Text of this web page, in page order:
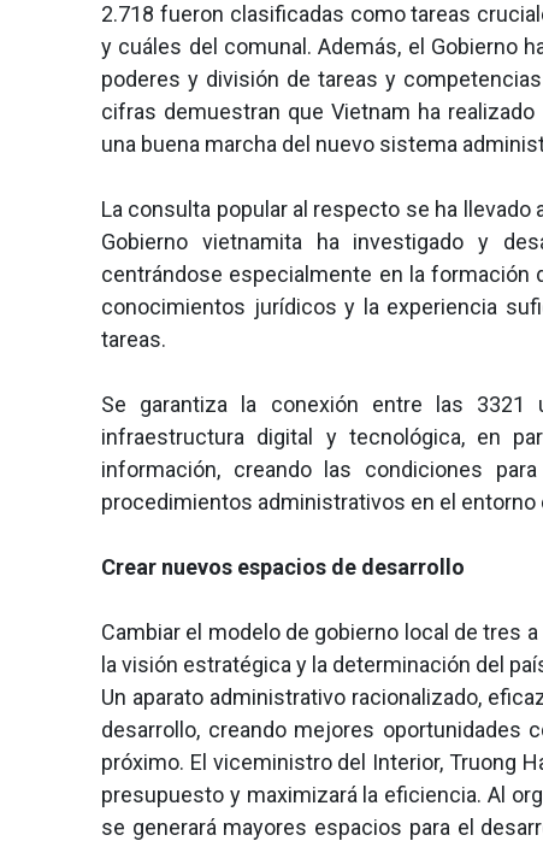
2.718 fueron clasificadas como tareas
y cuáles del comunal. Además, el Gobierno
poderes y división de tareas y
cifras demuestran que Vietnam ha
una buena marcha del nuevo sistema
La consulta popular al respecto se ha
Gobierno vietnamita ha investigado y
centrándose especialmente en la formación
conocimientos jurídicos y la experiencia
tareas.
Se garantiza la conexión entre las 3321
infraestructura digital y tecnológica, en
información, creando las condiciones
procedimientos administrativos en el entorno
Crear nuevos espacios de desarrollo
Cambiar el modelo de gobierno local de tres
la visión estratégica y la determinación del
Un aparato administrativo racionalizado,
desarrollo, creando mejores oportunidades
próximo. El viceministro del Interior, Truong
presupuesto y maximizará la eficiencia. Al
se generará mayores espacios para el